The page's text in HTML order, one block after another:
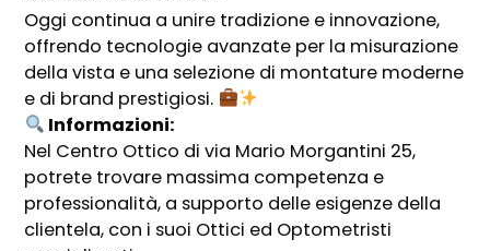
Oggi continua a unire tradizione e innovazione,
offrendo tecnologie avanzate per la misurazione
della vista e una selezione di montature moderne
e di brand prestigiosi.
Informazioni:
Nel Centro Ottico di via Mario Morgantini 25,
potrete trovare massima competenza e
professionalità, a supporto delle esigenze della
clientela, con i suoi Ottici ed Optometristi